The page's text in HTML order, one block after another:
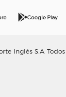
Google Play
Inglés S.A.